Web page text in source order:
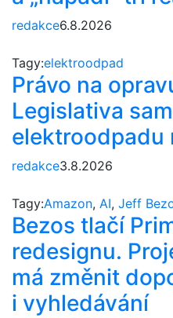
redakce6.8.2026
Tagy:elektroodpad
Právo na
Legislativa
elektroodpadu
redakce3.8.2026
Tagy:Amazon, AI, Jeff
Bezos tlačí
redesignu.
má změnit
i vyhledávání